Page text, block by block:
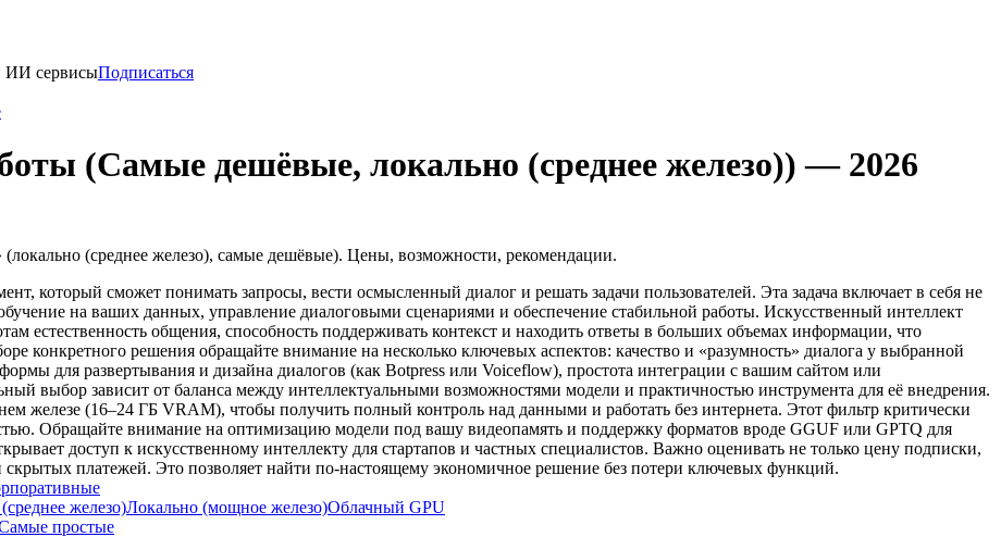
ИИ сервисыПодписаться
(Самые дешёвые, локально (среднее железо)) — 2026
(среднее железо), самые дешёвые). Цены, возможности, рекомендации.
который сможет понимать запросы, вести осмысленный диалог и решать задачи пользователей. Эта задача включает в себя не
на ваших данных, управление диалоговыми сценариями и обеспечение стабильной работы. Искусственный интеллект
естественность общения, способность поддерживать контекст и находить ответы в больших объемах информации, что
конкретного решения обращайте внимание на несколько ключевых аспектов: качество и «разумность» диалога у выбранной
для развертывания и дизайна диалогов (как Botpress или Voiceflow), простота интеграции с вашим сайтом или
выбор зависит от баланса между интеллектуальными возможностями модели и практичностью инструмента для её внедрения.
железе (16–24 ГБ VRAM), чтобы получить полный контроль над данными и работать без интернета. Этот фильтр критически
Обращайте внимание на оптимизацию модели под вашу видеопамять и поддержку форматов вроде GGUF или GPTQ для
доступ к искусственному интеллекту для стартапов и частных специалистов. Важно оценивать не только цену подписки,
платежей. Это позволяет найти по-настоящему экономичное решение без потери ключевых функций.
железо)Локально (мощное железо)Облачный GPU
простые